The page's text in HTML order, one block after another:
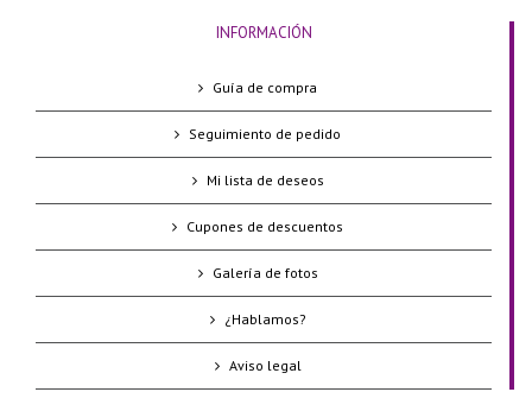
INFORMACIÓN
Guía de compra
Seguimiento de pedido
Mi lista de deseos
Cupones de descuentos
Galería de fotos
¿Hablamos?
Aviso legal